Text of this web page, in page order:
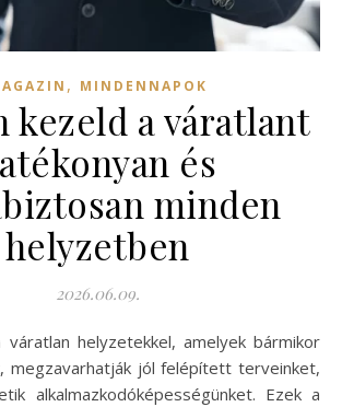
, MINDENNAPOK
kezeld a váratlant
és
minden
helyzetben
2026.06.09.
megzavarhatják jól felépített terveinket,
alkalmazkodóképességünket. Ezek a